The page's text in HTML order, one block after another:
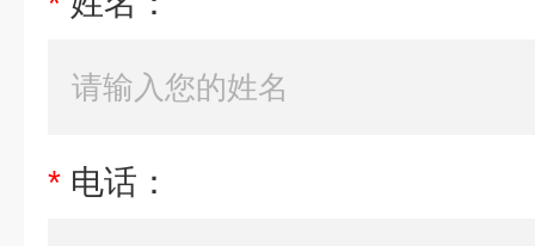
* 电话：